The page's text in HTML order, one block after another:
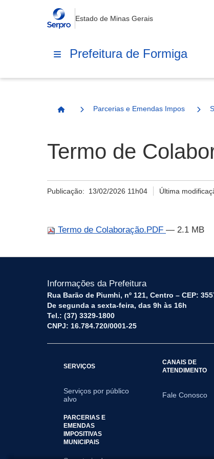
Estado de Minas Gerais
Prefeitura de Formiga
Página Inicial
Parcerias e Emendas Impositivas
Termo de
Publicação: 13/02/2026 11h04 Última
Termo de Colaboração.PDF — 2.1 MB
Informações da Prefeitura
Rua Barão de Piumhi, nº 121, Centro – CEP:
De segunda a sexta-feira, das 9h às 16h
Tel.: (37) 3329-1800
CNPJ: 16.784.720/0001-25
SERVIÇOS
Serviços por público
alvo
CANAIS DE
ATENDIMENTO
Fale Conosco
PARCERIAS E
EMENDAS
IMPOSITIVAS
MUNICIPAIS